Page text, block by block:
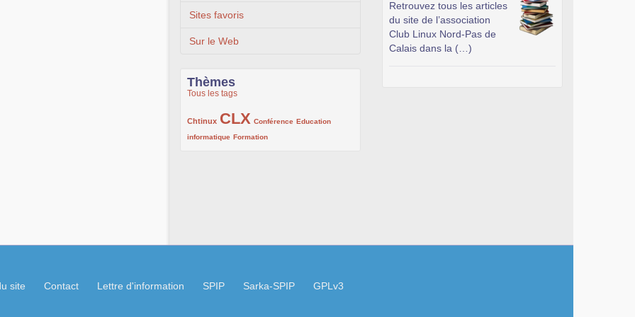
Sites favoris
Sur le Web
Thèmes
Tous les tags
Chtinux
222/1002CLX
1002/1002 Conférence
132/1002
Education
informatique
119/1002 Formation
168/1002
Retrouvez tous les articles
du site de l’association
Club Linux Nord-Pas de
Calais dans la (…)
site Contact Lettre d'information SPIP Sarka-SPIP GPLv3